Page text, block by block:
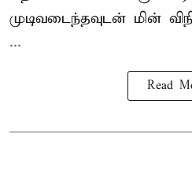
முடிவடைந்தவுடன் மின்
...
Read